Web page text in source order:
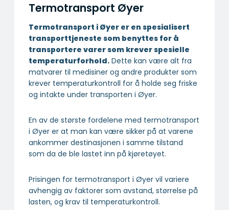
Termotransport Øyer
Termotransport i Øyer er en spesialisert
transport­tjeneste som benyttes for å
transportere varer som krever spesielle
temperatur­forhold. Dette kan være alt fra
matvarer til medisiner og andre produkter som
krever temperaturkontroll for å holde seg friske
og intakte under transporten i Øyer.
En av de største fordelene med termotransport
i Øyer er at man kan være sikker på at varene
ankommer destinasjonen i samme tilstand
som da de ble lastet inn på kjøretøyet.
Prisingen for termotransport i Øyer vil variere
avhengig av faktorer som avstand, størrelse på
lasten, og krav til temperaturkontroll.